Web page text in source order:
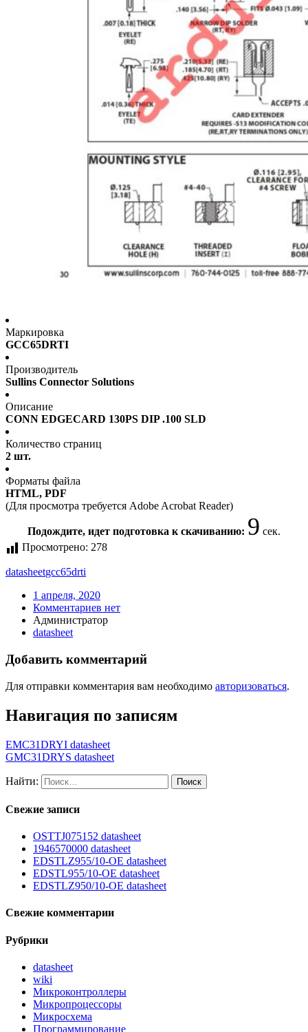
Маркировка
GCC65DRTI
Производитель
Sullins Connector Solutions
Описание
CONN EDGECARD 130PS DIP .100 SLD
Количество страниц
2 шт.
Форматы файла
HTML, PDF
(Для просмотра требуется Adobe Acrobat Reader)
Подождите, идет подготовка к скачиванию: 9 сек.
Просмотрено: 278
datasheetgcc65drti
1 апреля, 2020
Комментариев нет
Администратор
datasheet
Добавить комментарий
Для отправки комментария вам необходимо авторизоваться.
Навигация по записям
EMC31DRYI datasheet
GMC31DRYS datasheet
Найти:
Свежие записи
OSTTJ075152 datasheet
1946570000 datasheet
EDSTLZ955/10-OE datasheet
EDSTL955/10-OE datasheet
EDSTLZ950/10-OE datasheet
Свежие комментарии
Рубрики
datasheet
wiki
Микроконтроллеры
Микропроцессоры
Микросхема
Программирование